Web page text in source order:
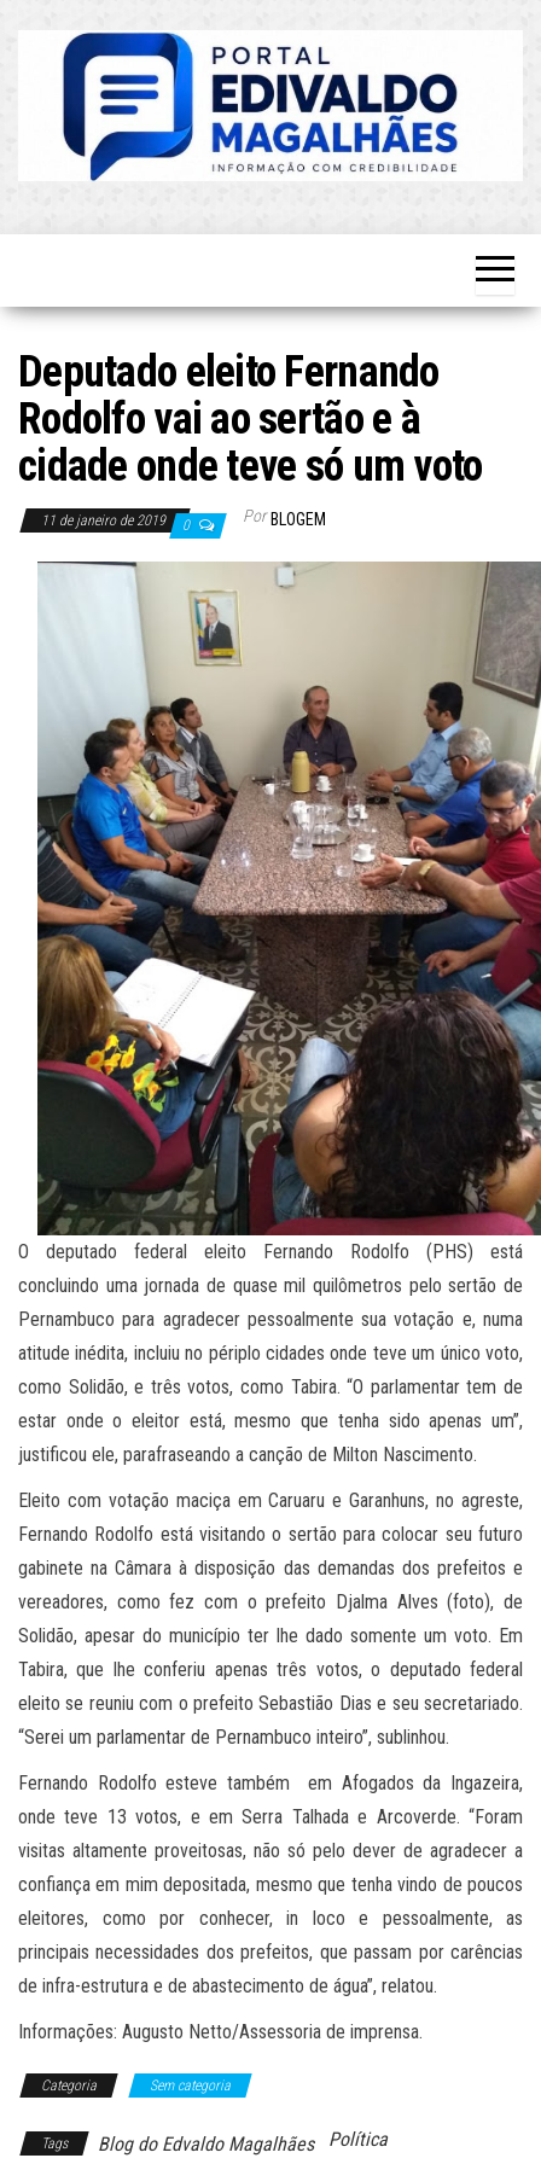
Atualizado!
Deputado eleito Fernando
Rodolfo vai ao sertão e à
cidade onde teve só um voto
11 de janeiro de 2019 0 Por BLOGEM
O deputado federal eleito Fernando Rodolfo (PHS) está
concluindo uma jornada de quase mil quilômetros pelo sertão de
Pernambuco para agradecer pessoalmente sua votação e, numa
atitude inédita, incluiu no périplo cidades onde teve um único voto,
como Solidão, e três votos, como Tabira. “O parlamentar tem de
estar onde o eleitor está, mesmo que tenha sido apenas um”,
justificou ele, parafraseando a canção de Milton Nascimento.
Eleito com votação maciça em Caruaru e Garanhuns, no agreste,
Fernando Rodolfo está visitando o sertão para colocar seu futuro
gabinete na Câmara à disposição das demandas dos prefeitos e
vereadores, como fez com o prefeito Djalma Alves (foto), de
Solidão, apesar do município ter lhe dado somente um voto. Em
Tabira, que lhe conferiu apenas três votos, o deputado federal
eleito se reuniu com o prefeito Sebastião Dias e seu secretariado.
“Serei um parlamentar de Pernambuco inteiro”, sublinhou.
Fernando Rodolfo esteve também em Afogados da Ingazeira,
onde teve 13 votos, e em Serra Talhada e Arcoverde. “Foram
visitas altamente proveitosas, não só pelo dever de agradecer a
confiança em mim depositada, mesmo que tenha vindo de poucos
eleitores, como por conhecer, in loco e pessoalmente, as
principais necessidades dos prefeitos, que passam por carências
de infra-estrutura e de abastecimento de água”, relatou.
Informações: Augusto Netto/Assessoria de imprensa.
Categoria Sem categoria
Tags Blog do Edvaldo Magalhães Política